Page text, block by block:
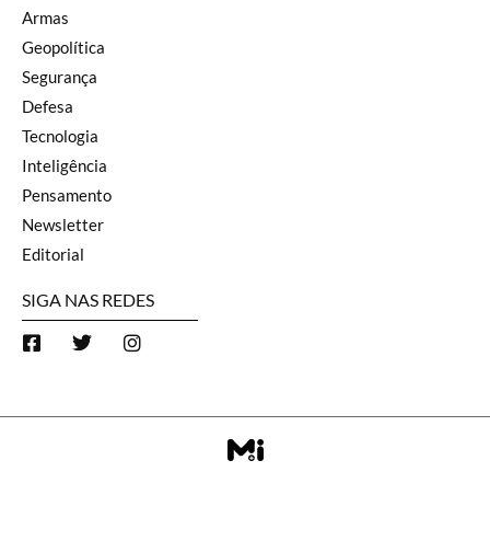
Armas
Geopolítica
Segurança
Defesa
Tecnologia
Inteligência
Pensamento
Newsletter
Editorial
SIGA NAS REDES